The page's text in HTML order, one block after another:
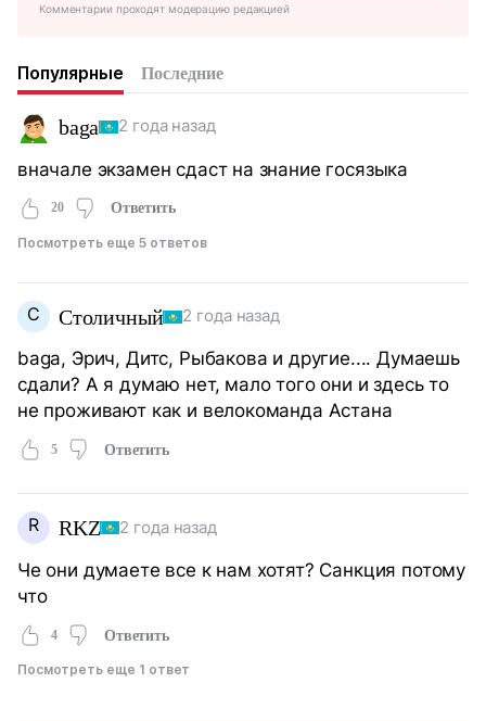
Комментарии проходят модерацию редакцией
Популярные Последние
baga 2 года назад
вначале экзамен сдаст на знание госязыка
20 Ответить
Посмотреть еще 5 ответов
С Столичный 2 года назад
baga, Эрич, Дитс, Рыбакова и другие.... Думаешь
сдали? А я думаю нет, мало того они и здесь то
не проживают как и велокоманда Астана
5 Ответить
R RKZ 2 года назад
Че они думаете все к нам хотят? Санкция потому
что
4 Ответить
Посмотреть еще 1 ответ